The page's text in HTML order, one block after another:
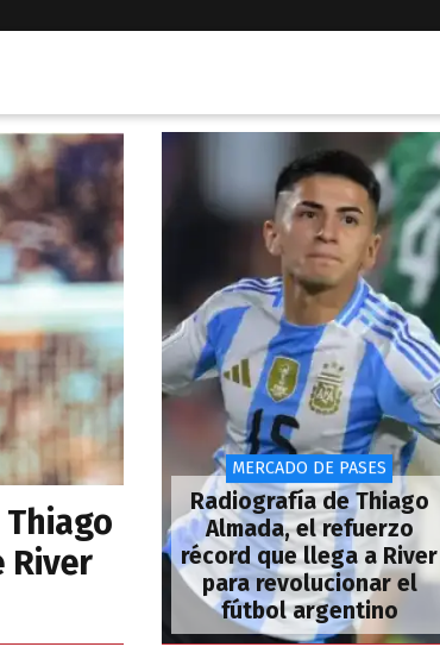
River
MERCADO DE PASES
Radiografía de Thiago
Almada, el refuerzo
récord que llega a River
para revolucionar el
fútbol argentino